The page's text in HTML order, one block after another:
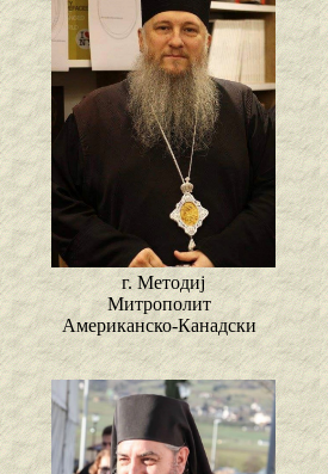
г. Методиј
Митрополит
Американско-Канадски